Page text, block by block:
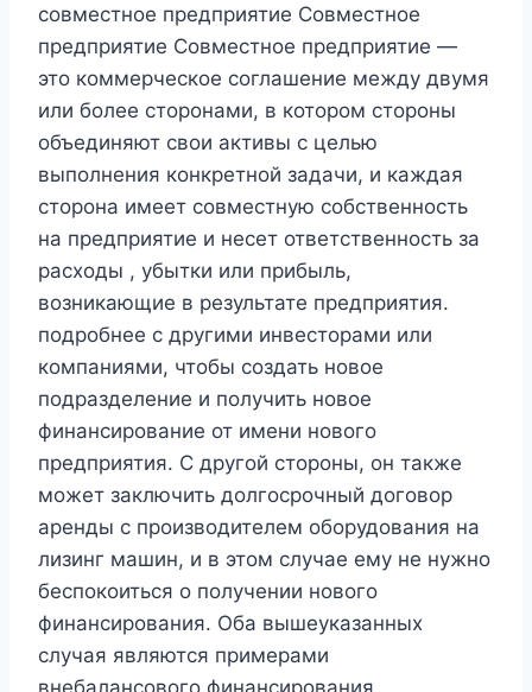
совместное предприятие Совместное
предприятие Совместное предприятие —
это коммерческое соглашение между двумя
или более сторонами, в котором стороны
объединяют свои активы с целью
выполнения конкретной задачи, и каждая
сторона имеет совместную собственность
на предприятие и несет ответственность за
расходы , убытки или прибыль,
возникающие в результате предприятия.
подробнее с другими инвесторами или
компаниями, чтобы создать новое
подразделение и получить новое
финансирование от имени нового
предприятия. С другой стороны, он также
может заключить долгосрочный договор
аренды с производителем оборудования на
лизинг машин, и в этом случае ему не нужно
беспокоиться о получении нового
финансирования. Оба вышеуказанных
случая являются примерами
внебалансового финансирования.